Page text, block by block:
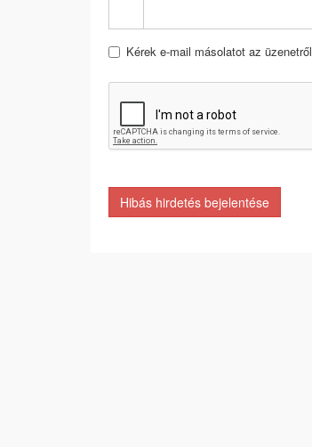
Kérek e-mail másolatot az üzenetről
Hibás hirdetés bejelentése